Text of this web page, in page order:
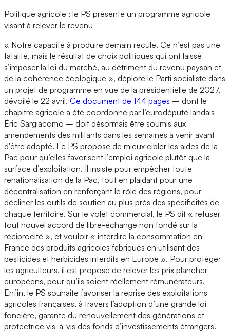
Politique agricole : le PS présente un programme agricole
visant à relever le revenu
« Notre capacité à produire demain recule. Ce n’est pas une
fatalité, mais le résultat de choix politiques qui ont laissé
s’imposer la loi du marché, au détriment du revenu paysan et
de la cohérence écologique », déplore le Parti socialiste dans
un projet de programme en vue de la présidentielle de 2027,
dévoilé le 22 avril. Ce document de 144 pages – dont le
chapitre agricole a été coordonné par l’eurodéputé landais
Éric Sargiacomo – doit désormais être soumis aux
amendements des militants dans les semaines à venir avant
d'être adopté. Le PS propose de mieux cibler les aides de la
Pac pour qu’elles favorisent l’emploi agricole plutôt que la
surface d’exploitation. Il insiste pour empêcher toute
renationalisation de la Pac, tout en plaidant pour une
décentralisation en renforçant le rôle des régions, pour
décliner les outils de soutien au plus près des spécificités de
chaque territoire. Sur le volet commercial, le PS dit « refuser
tout nouvel accord de libre-échange non fondé sur la
réciprocité », et vouloir « interdire la consommation en
France des produits agricoles fabriqués en utilisant des
pesticides et herbicides interdits en Europe ». Pour protéger
les agriculteurs, il est proposé de relever les prix plancher
européens, pour qu’ils soient réellement rémunérateurs.
Enfin, le PS souhaite favoriser la reprise des exploitations
agricoles françaises, à travers l’adoption d’une grande loi
foncière, garante du renouvellement des générations et
protectrice vis-à-vis des fonds d’investissements étrangers.